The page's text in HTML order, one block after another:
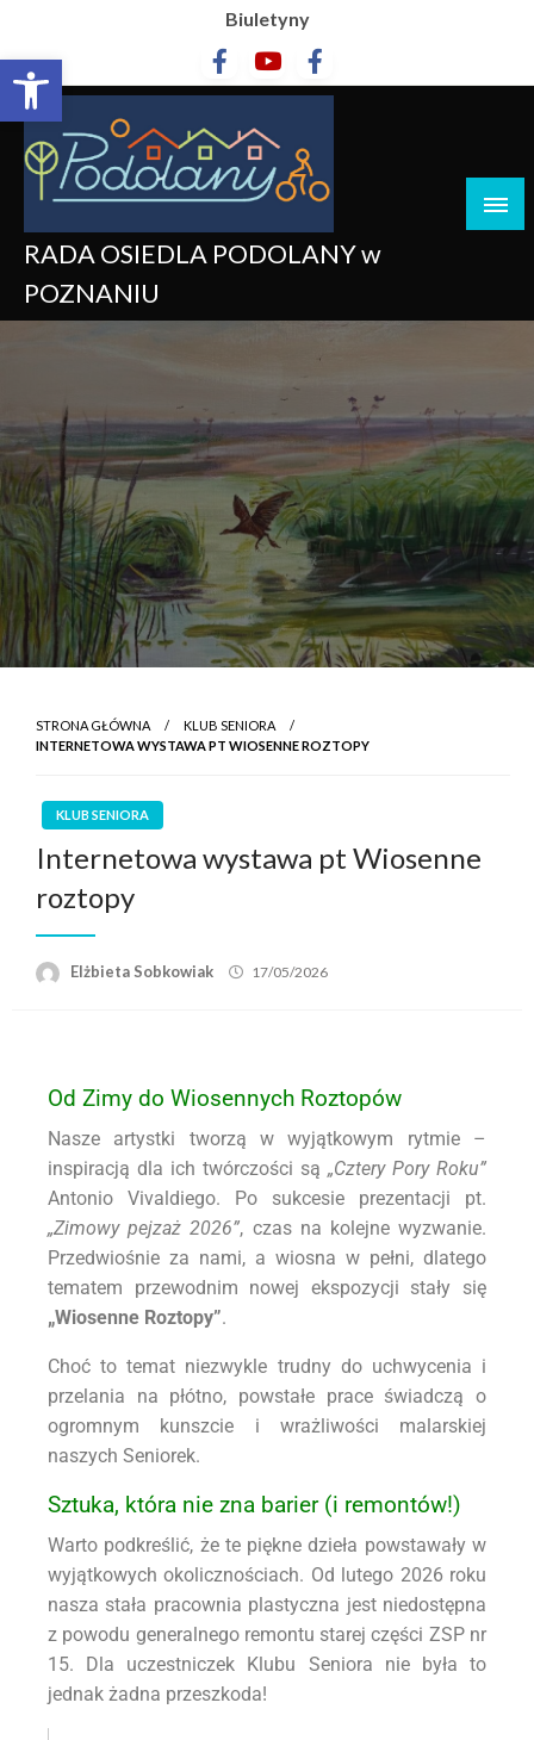
Otwórz pasek narzędzi
Biuletyny
RADA OSIEDLA PODOLANY w
POZNANIU
STRONA GŁÓWNA
KLUB SENIORA
INTERNETOWA WYSTAWA PT WIOSENNE ROZTOPY
KLUB SENIORA
Internetowa wystawa pt Wiosenne
roztopy
Elżbieta Sobkowiak 17/05/2026
Od Zimy do Wiosennych Roztopów
Nasze artystki tworzą w wyjątkowym rytmie –
inspiracją dla ich twórczości są „Cztery Pory Roku”
Antonio Vivaldiego. Po sukcesie prezentacji pt.
„Zimowy pejzaż 2026”, czas na kolejne wyzwanie.
Przedwiośnie za nami, a wiosna w pełni, dlatego
tematem przewodnim nowej ekspozycji stały się
„Wiosenne Roztopy”.
Choć to temat niezwykle trudny do uchwycenia i
przelania na płótno, powstałe prace świadczą o
ogromnym kunszcie i wrażliwości malarskiej
naszych Seniorek.
Sztuka, która nie zna barier (i remontów!)
Warto podkreślić, że te piękne dzieła powstawały w
wyjątkowych okolicznościach. Od lutego 2026 roku
nasza stała pracownia plastyczna jest niedostępna
z powodu generalnego remontu starej części ZSP nr
15. Dla uczestniczek Klubu Seniora nie była to
jednak żadna przeszkoda!